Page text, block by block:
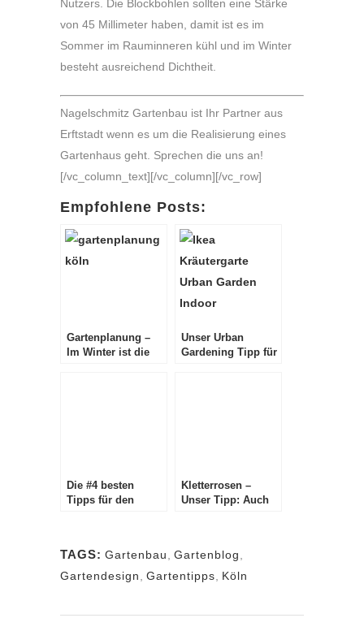
Nutzers. Die Blockbohlen sollten eine Stärke
von 45 Millimeter haben, damit ist es im
Sommer im Rauminneren kühl und im Winter
besteht ausreichend Dichtheit.
Nagelschmitz Gartenbau ist Ihr Partner aus
Erftstadt wenn es um die Realisierung eines
Gartenhaus geht. Sprechen die uns an!
[/vc_column_text][/vc_column][/vc_row]
Empfohlene Posts:
Gartenplanung –
Im Winter ist die
Unser Urban
Gardening Tipp für
Die #4 besten
Tipps für den
neue Ideen
Kletterrosen –
Unser Tipp: Auch
TAGS: Gartenbau Gartenblog
Gartendesign
Gartentipps Köln